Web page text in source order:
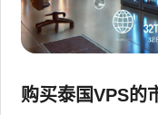
购买泰国VPS的